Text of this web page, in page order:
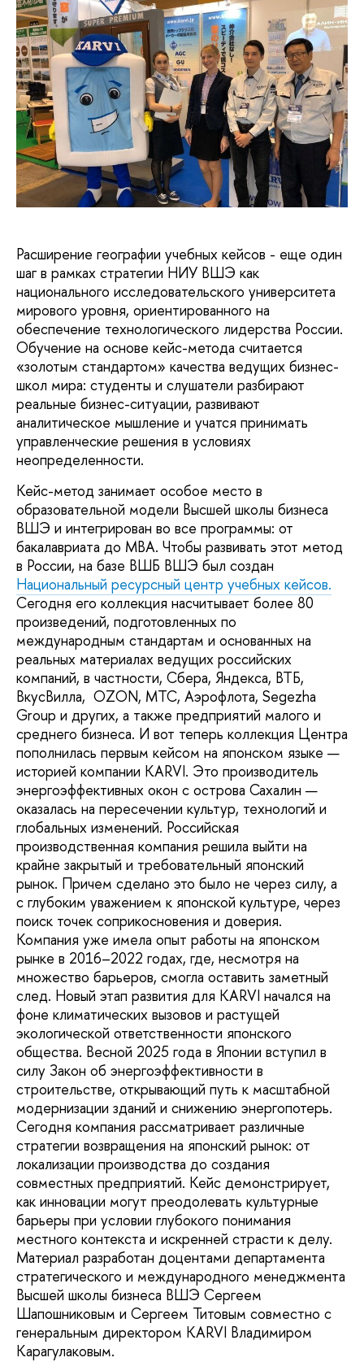
Расширение географии учебных кейсов - еще один
шаг в рамках стратегии НИУ ВШЭ как
национального исследовательского университета
мирового уровня, ориентированного на
обеспечение технологического лидерства России.
Обучение на основе кейс-метода считается
«золотым стандартом» качества ведущих бизнес-
школ мира: студенты и слушатели разбирают
реальные бизнес-ситуации, развивают
аналитическое мышление и учатся принимать
управленческие решения в условиях
неопределенности.
Кейс-метод занимает особое место в
образовательной модели Высшей школы бизнеса
ВШЭ и интегрирован во все программы: от
бакалавриата до MBA. Чтобы развивать этот метод
в России, на базе ВШБ ВШЭ был создан
Национальный ресурсный центр учебных кейсов.
Сегодня его коллекция насчитывает более 80
произведений, подготовленных по
международным стандартам и основанных на
реальных материалах ведущих российских
компаний, в частности, Сбера, Яндекса, ВТБ,
ВкусВилла, OZON, МТС, Аэрофлота, Segezha
Group и других, а также предприятий малого и
среднего бизнеса. И вот теперь коллекция Центра
пополнилась первым кейсом на японском языке —
историей компании KARVI. Это производитель
энергоэффективных окон с острова Сахалин —
оказалась на пересечении культур, технологий и
глобальных изменений. Российская
производственная компания решила выйти на
крайне закрытый и требовательный японский
рынок. Причем сделано это было не через силу, а
с глубоким уважением к японской культуре, через
поиск точек соприкосновения и доверия.
Компания уже имела опыт работы на японском
рынке в 2016–2022 годах, где, несмотря на
множество барьеров, смогла оставить заметный
след. Новый этап развития для KARVI начался на
фоне климатических вызовов и растущей
экологической ответственности японского
общества. Весной 2025 года в Японии вступил в
силу Закон об энергоэффективности в
строительстве, открывающий путь к масштабной
модернизации зданий и снижению энергопотерь.
Сегодня компания рассматривает различные
стратегии возвращения на японский рынок: от
локализации производства до создания
совместных предприятий. Кейс демонстрирует,
как инновации могут преодолевать культурные
барьеры при условии глубокого понимания
местного контекста и искренней страсти к делу.
Материал разработан доцентами департамента
стратегического и международного менеджмента
Высшей школы бизнеса ВШЭ Сергеем
Шапошниковым и Сергеем Титовым совместно с
генеральным директором KARVI Владимиром
Карагулаковым.